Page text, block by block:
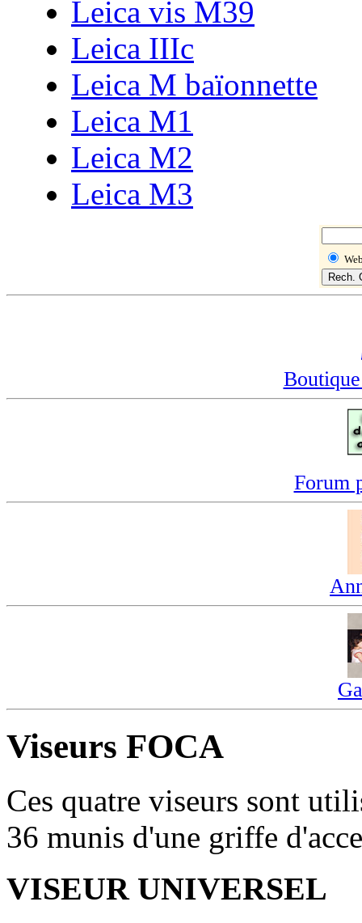
Leica vis M39
Leica IIIc
Leica M baïonnette
Leica M1
Leica M2
Leica M3
Forum
Viseurs FOCA
Ces quatre viseurs sont
36 munis d'une griffe
VISEUR UNIVERSEL